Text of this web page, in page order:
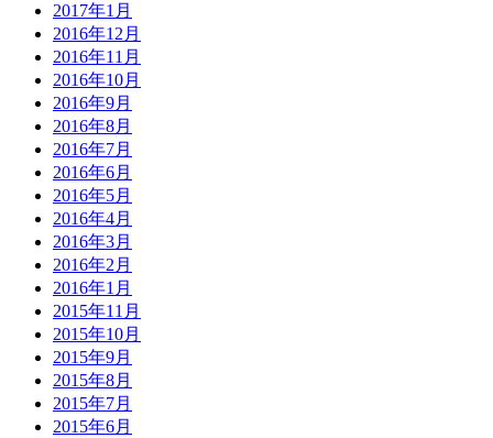
2017年1月
2016年12月
2016年11月
2016年10月
2016年9月
2016年8月
2016年7月
2016年6月
2016年5月
2016年4月
2016年3月
2016年2月
2016年1月
2015年11月
2015年10月
2015年9月
2015年8月
2015年7月
2015年6月